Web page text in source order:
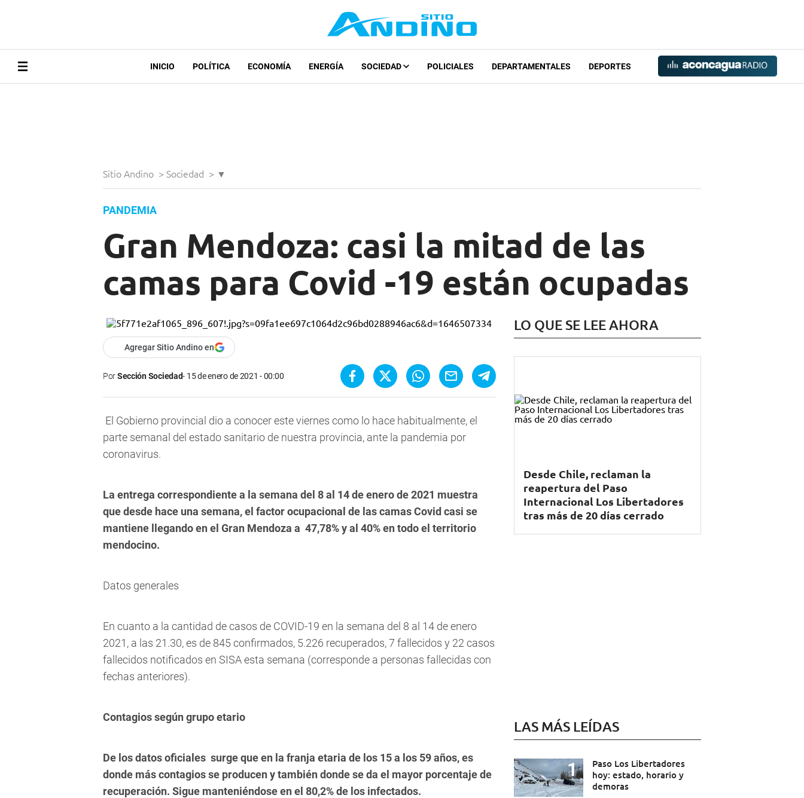
INICIO POLÍTICA ECONOMÍA ENERGÍA SOCIEDAD POLICIALES DEPARTAMENTALES DEPORTES
Sitio Andino > Sociedad > ▼
PANDEMIA
Gran Mendoza: casi la mitad de las
camas para Covid -19 están ocupadas
Agregar Sitio Andino en
PorSección Sociedad 15 de enero de 2021 - 00:00
El Gobierno provincial dio a conocer este viernes como lo hace habitualmente, el
parte semanal del estado sanitario de nuestra provincia, ante la pandemia por
coronavirus.
La entrega correspondiente a la semana del 8 al 14 de enero de 2021 muestra
que desde hace una semana, el factor ocupacional de las camas Covid casi se
mantiene llegando en el Gran Mendoza a 47,78% y al 40% en todo el territorio
mendocino.
Datos generales
En cuanto a la cantidad de casos de COVID-19 en la semana del 8 al 14 de enero
2021, a las 21.30, es de 845 confirmados, 5.226 recuperados, 7 fallecidos y 22 casos
fallecidos notificados en SISA esta semana (corresponde a personas fallecidas con
fechas anteriores).
Contagios según grupo etario
De los datos oficiales surge que en la franja etaria de los 15 a los 59 años, es
donde más contagios se producen y también donde se da el mayor porcentaje de
recuperación. Sigue manteniéndose en el 80,2% de los infectados.
LO QUE SE LEE AHORA
Desde Chile, reclaman la
reapertura del Paso
Internacional Los Libertadores
tras más de 20 días cerrado
LAS MÁS LEÍDAS
Paso Los Libertadores
hoy: estado, horario y
demoras